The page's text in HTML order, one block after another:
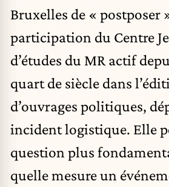
Bruxelles de « postposer
participation du Centre
d’études du MR actif
quart de siècle dans
d’ouvrages politiques,
incident logistique. Elle
question plus
quelle mesure un